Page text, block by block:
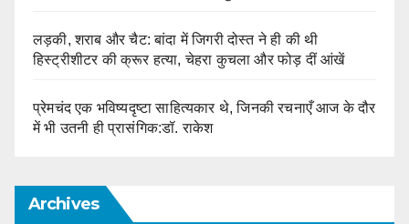
लड़की, शराब और चैट: बांदा में जिगरी दोस्त ने ही की थी
हिस्ट्रीशीटर की क्रूर हत्या, चेहरा कुचला और फोड़ दीं आंखें
प्रेमचंद एक भविष्यदृष्टा साहित्यकार थे, जिनकी रचनाएँ आज के दौर
में भी उतनी ही प्रासंगिक:डॉ. राकेश
Archives